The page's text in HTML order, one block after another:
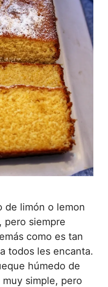
de limón o lemon
pero siempre
como es tan
todos les encanta.
húmedo de
simple, pero